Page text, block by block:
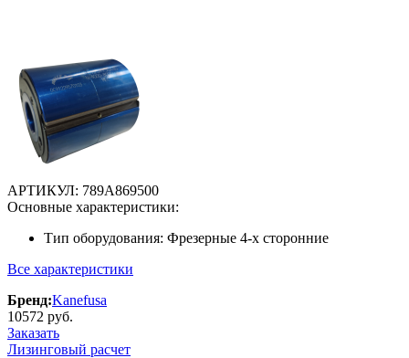
АРТИКУЛ: 789A869500
Основные характеристики:
Тип оборудования: Фрезерные 4-х сторонние
Все характеристики
Бренд:Kanefusa
10572 руб.
Заказать
Лизинговый расчет